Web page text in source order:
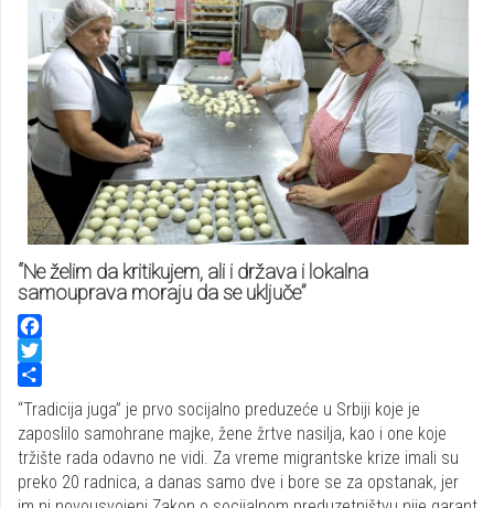
“Ne želim da kritikujem, ali i država i lokalna
samouprava moraju da se uključe”
Facebook
Twitter
Share
“Tradicija juga” je prvo socijalno preduzeće u Srbiji koje je
zaposlilo samohrane majke, žene žrtve nasilja, kao i one koje
tržište rada odavno ne vidi. Za vreme migrantske krize imali su
preko 20 radnica, a danas samo dve i bore se za opstanak, jer